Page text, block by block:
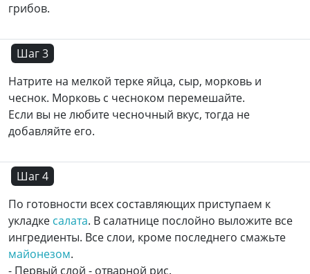
грибов.
Шаг 3
Натрите на мелкой терке яйца, сыр, морковь и
чеснок. Морковь с чесноком перемешайте.
Если вы не любите чесночный вкус, тогда не
добавляйте его.
Шаг 4
По готовности всех составляющих приступаем к
укладке салата. В салатнице послойно выложите все
ингредиенты. Все слои, кроме последнего смажьте
майонезом.
- Первый слой - отварной рис.